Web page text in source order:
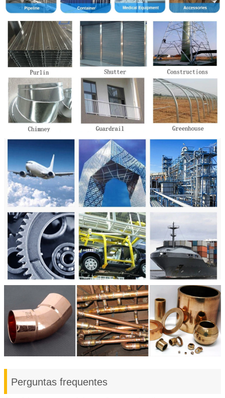
Perguntas frequentes